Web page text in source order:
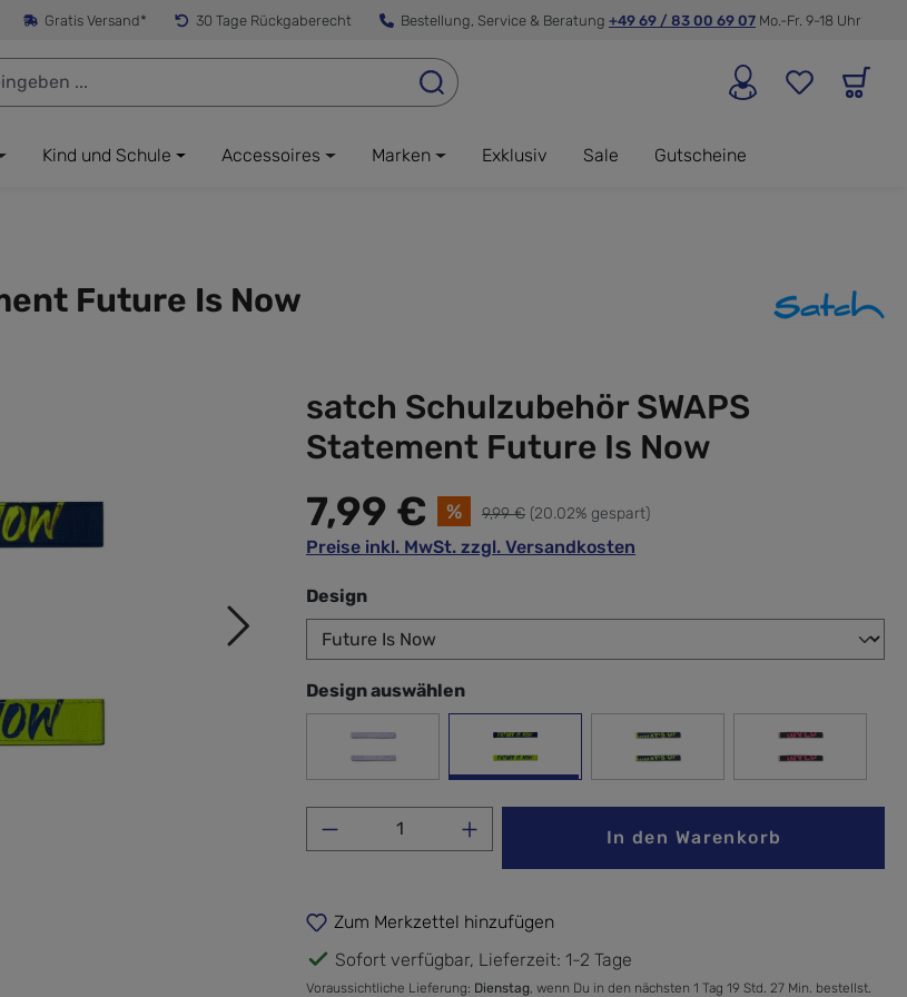
Gratis Versand* 30 Tage Rückgaberecht Bestellung, Service & Beratung +49 69 / 83 00 69 07 Mo.-Fr. 9-18 Uhr
Kind und Schule Accessoires Marken Exklusiv Sale Gutscheine
Future Is Now
satch Schulzubehör SWAPS
Statement Future Is Now
7,99 € % 9,99 € (20.02% gespart)
Preise inkl. MwSt. zzgl. Versandkosten
Designauswählen
Design auswählen
BF Light Purple Future Is Now What's up Wyld
Produkt Anzahl: Gib den gewünschten Wert ein
In den Warenkorb
Zum Merkzettel hinzufügen
Sofort verfügbar, Lieferzeit: 1-2 Tage
Voraussichtliche Lieferung: Dienstag , wenn Du in den nächsten 1 Tag 19 Std. 27 Min. bestellst.